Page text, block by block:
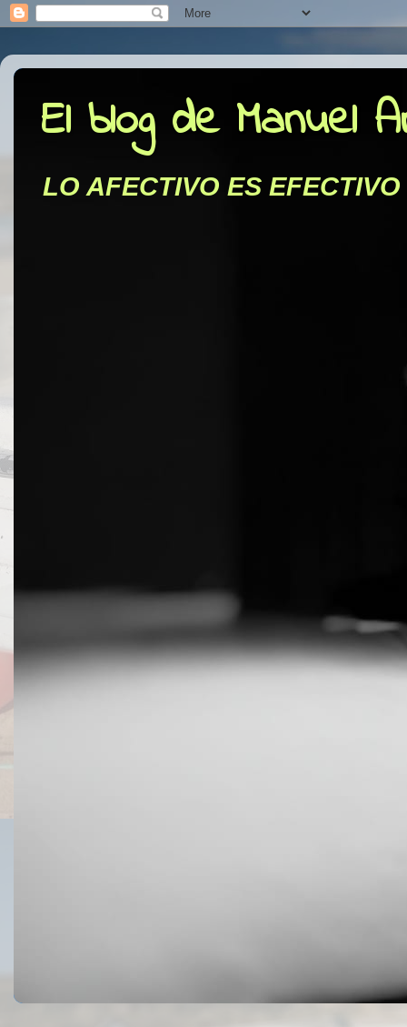
El blog de Manuel
LO AFECTIVO ES EFECTIVO